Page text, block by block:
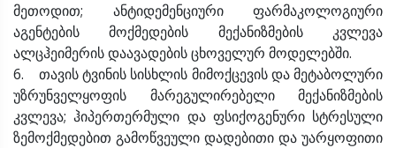
მეთოდით; ანტიდემენციური ფარმაკოლოგიური
აგენტების მოქმედების მექანიზმების კვლევა
ალცჰეიმერის დაავადების ცხოველურ მოდელებში.
6. თავის ტვინის სისხლის მიმოქცევის და მეტაბოლური
უზრუნველყოფის მარეგულირებელი მექანიზმების
კვლევა; ჰიპერთერმული და ფსიქოგენური სტრესული
ზემოქმედებით გამოწვეული დადებითი და უარყოფითი